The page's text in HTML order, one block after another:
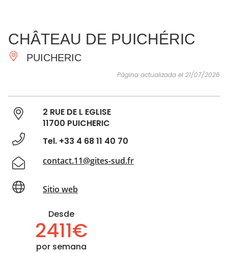
IMPRESCINDIBLES
HACER
INSPIRACIONES
CHÂTEAU DE PUICHÉRIC
PUICHERIC
Página actualizada el 21/07/2026
2 RUE DE L EGLISE
11700 PUICHERIC
Tel. +33 4 68 11 40 70
contact.11@gites-sud.fr
Sitio web
Desde
2411€
por semana